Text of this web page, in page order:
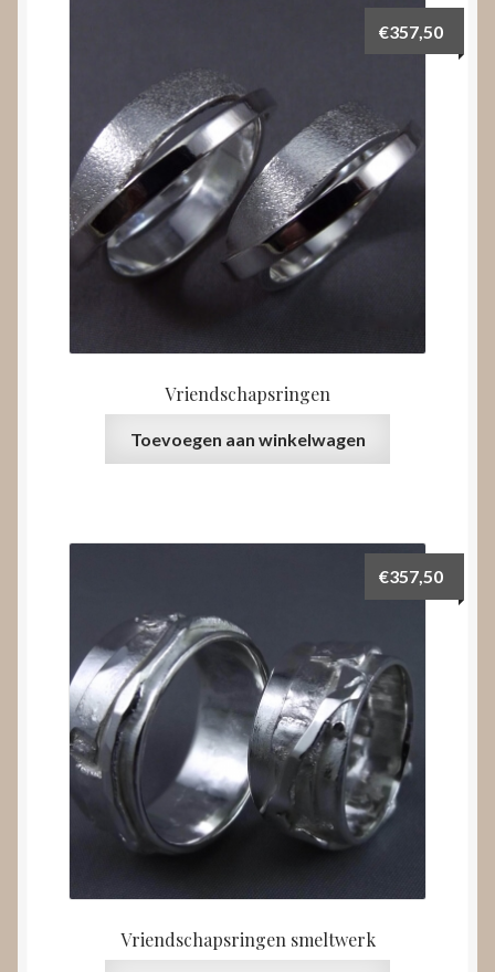
Vriendschapsringen
€357,50
Toevoegen aan winkelwagen
Vriendschapsringen smeltwerk
€357,50